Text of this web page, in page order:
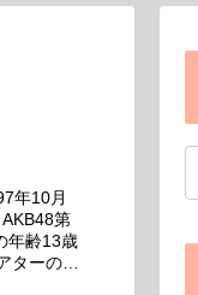
年10月
第
年齢13歳
ーの女